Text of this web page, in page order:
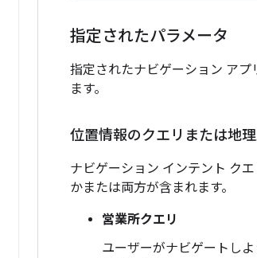
指定されたパラメータ
指定されたナビゲーション ア
ます。
位置情報のクエリまたは地
ナビゲーション インテント ク
かまたは両方が含まれます。
営業所クエリ
ユーザーがナビゲートし